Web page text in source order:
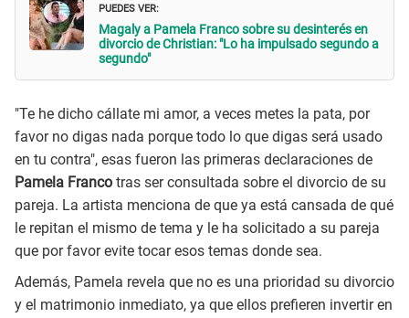
PUEDES VER:
Magaly a Pamela Franco sobre su desinterés en
divorcio de Christian: "Lo ha impulsado segundo a
segundo"
"Te he dicho cállate mi amor, a veces metes la pata, por
favor no digas nada porque todo lo que digas será usado
en tu contra", esas fueron las primeras declaraciones de
Pamela Franco tras ser consultada sobre el divorcio de su
pareja. La artista menciona de que ya está cansada de qué
le repitan el mismo de tema y le ha solicitado a su pareja
que por favor evite tocar esos temas donde sea.
Además, Pamela revela que no es una prioridad su divorcio
y el matrimonio inmediato, ya que ellos prefieren invertir en